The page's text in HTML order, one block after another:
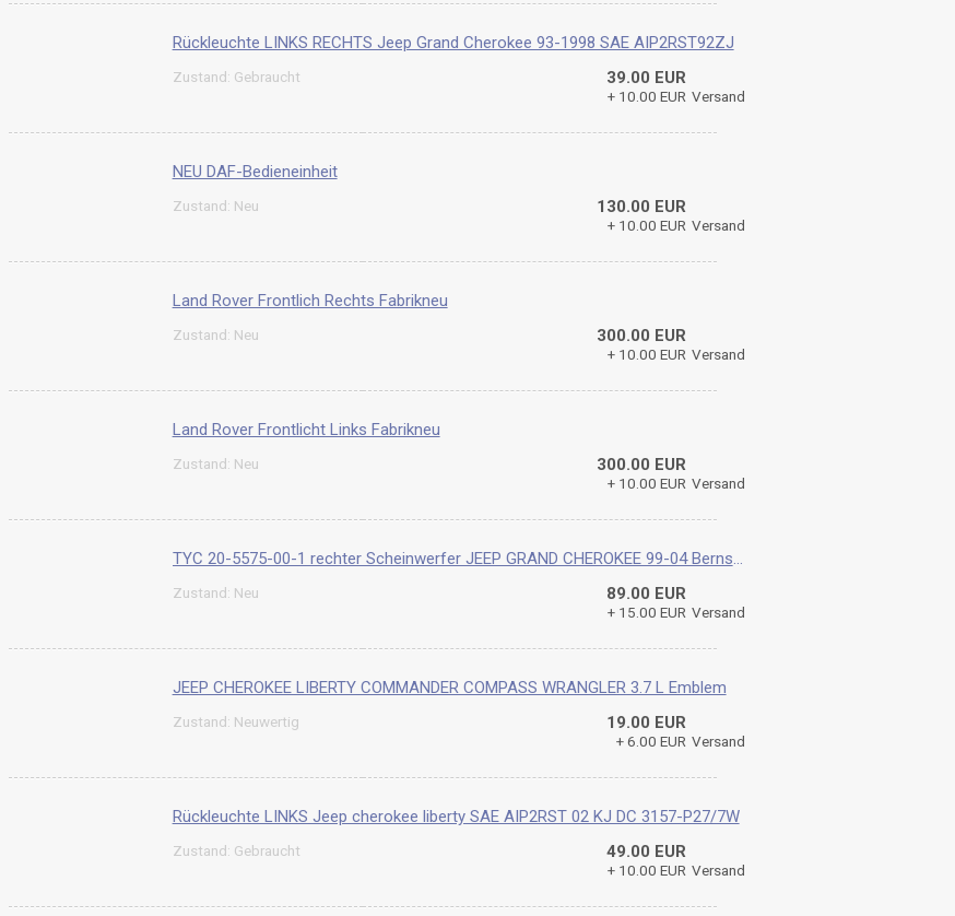
Rückleuchte LINKS RECHTS Jeep Grand Cherokee 93-1998 SAE AIP2RST92ZJ
Zustand: Gebraucht 39.00 EUR
+ 10.00 EUR Versand
NEU DAF-Bedieneinheit
Zustand: Neu 130.00 EUR
+ 10.00 EUR Versand
Land Rover Frontlich Rechts Fabrikneu
Zustand: Neu 300.00 EUR
+ 10.00 EUR Versand
Land Rover Frontlicht Links Fabrikneu
Zustand: Neu 300.00 EUR
+ 10.00 EUR Versand
TYC 20-5575-00-1 rechter Scheinwerfer JEEP GRAND CHEROKEE 99-04 Bernsteinfarbene Linse
Zustand: Neu 89.00 EUR
+ 15.00 EUR Versand
JEEP CHEROKEE LIBERTY COMMANDER COMPASS WRANGLER 3.7 L Emblem
Zustand: Neuwertig 19.00 EUR
+ 6.00 EUR Versand
Rückleuchte LINKS Jeep cherokee liberty SAE AIP2RST 02 KJ DC 3157-P27/7W
Zustand: Gebraucht 49.00 EUR
+ 10.00 EUR Versand